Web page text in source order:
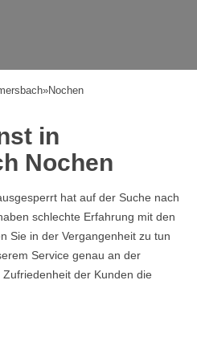
»Nochen
in
Nochen
hat auf der Suche nach
schlechte Erfahrung mit den
Sie in der Vergangenheit zu tun
Service genau an der
der Kunden die